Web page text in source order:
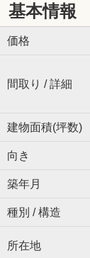
基本情報
価格
間取り / 詳細
建物面積(坪数)
向き
築年月
種別 / 構造
所在地